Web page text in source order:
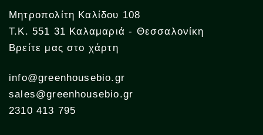
Μητροπολίτη Καλίδου 108
Τ.Κ. 551 31 Καλαμαριά - Θεσσαλονίκη
Βρείτε μας στο χάρτη
info@greenhousebio.gr
sales@greenhousebio.gr
2310 413 795